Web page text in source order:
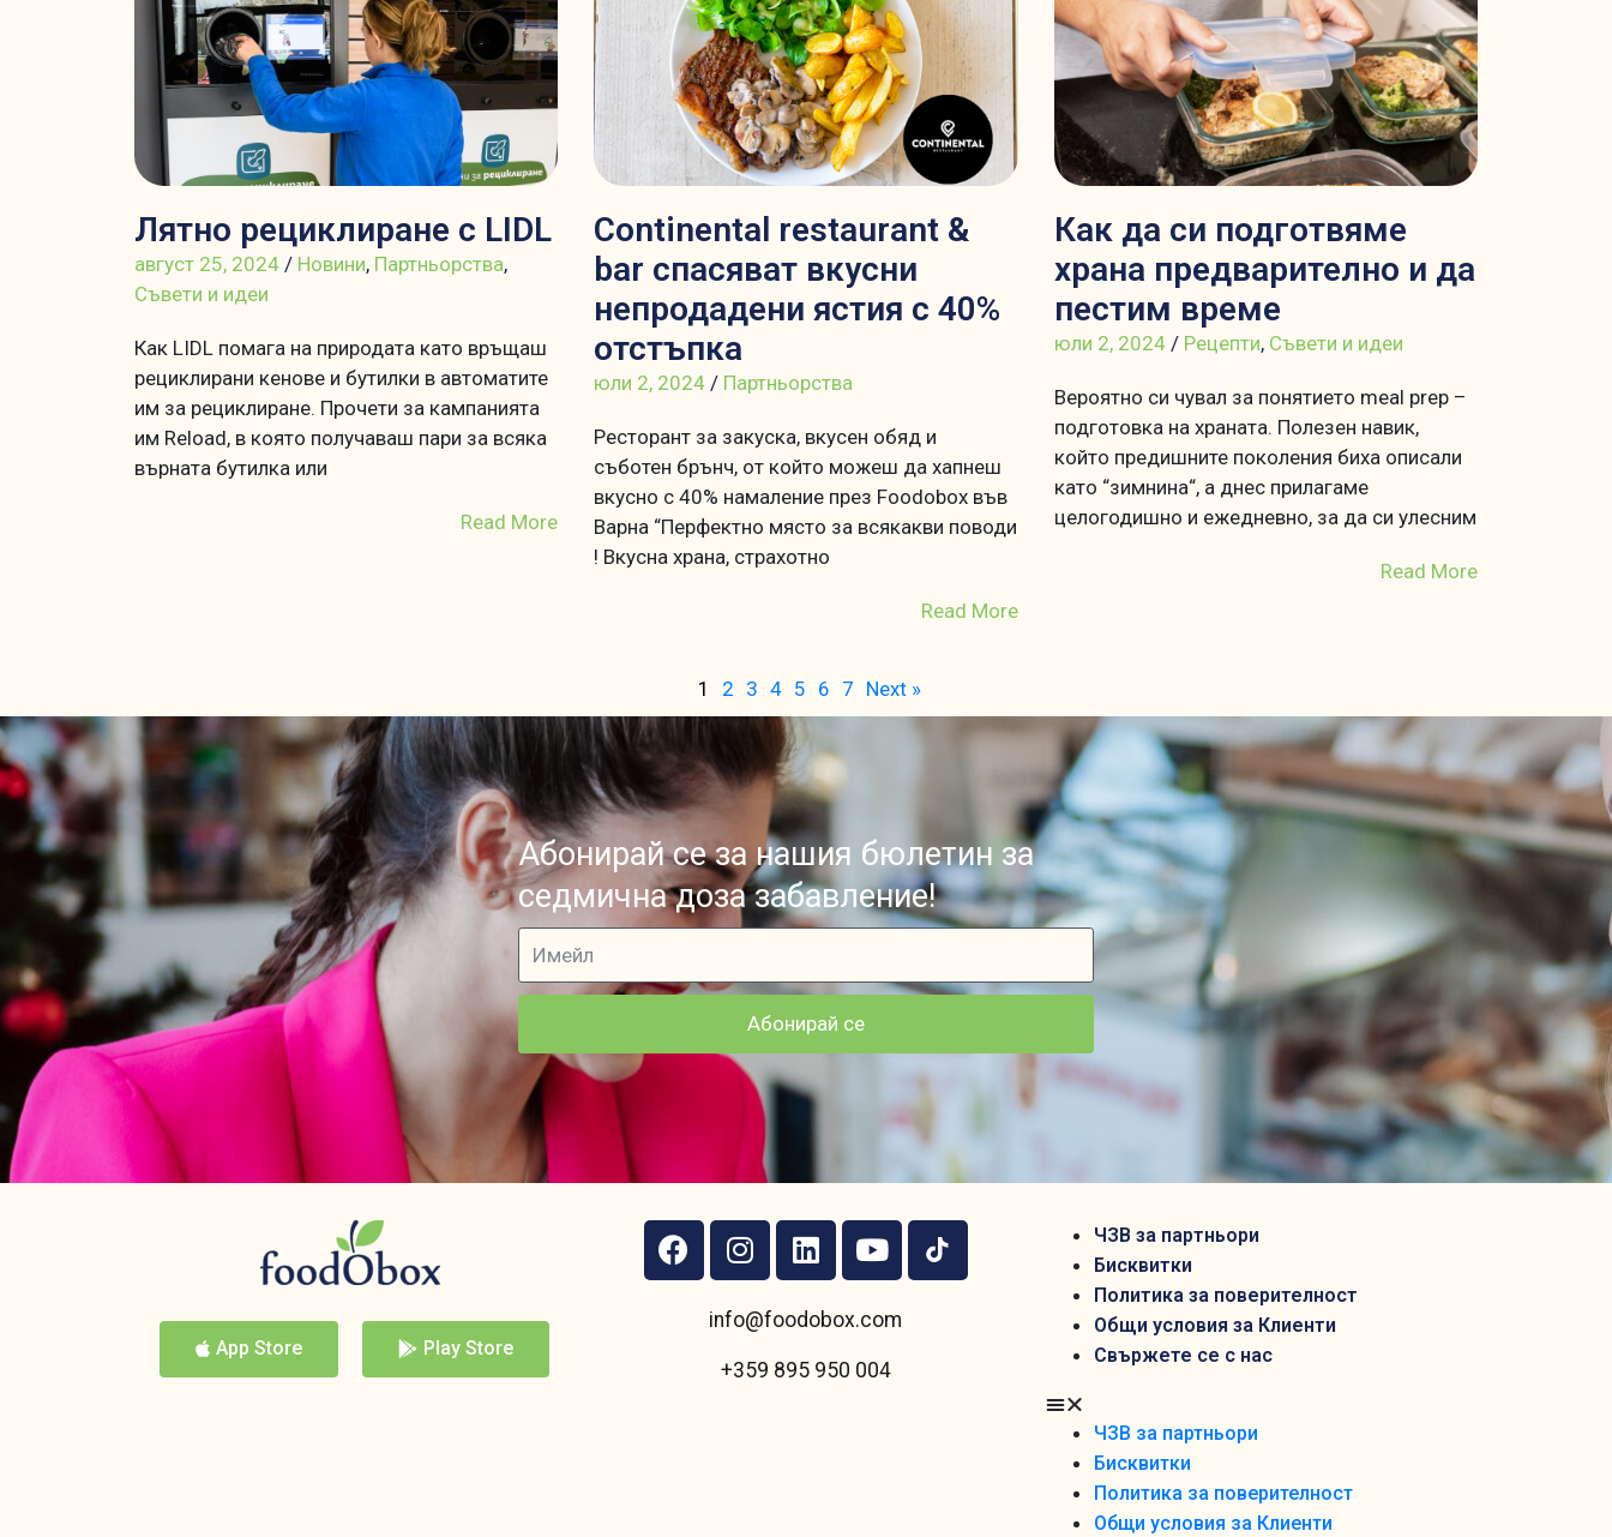
Лятно рециклиране с LIDL
август 25, 2024 / Новини, Партньорства,
Съвети и идеи
Как LIDL помага на природата като връщаш
рециклирани кенове и бутилки в автоматите
им за рециклиране. Прочети за кампанията
им Reload, в която получаваш пари за всяка
върната бутилка или
Read More
Continental restaurant &
bar спасяват вкусни
непродадени ястия с 40%
отстъпка
юли 2, 2024 / Партньорства
Ресторант за закуска, вкусен обяд и
съботен брънч, от който можеш да хапнеш
вкусно с 40% намаление през Foodobox във
Варна “Перфектно място за всякакви поводи
! Вкусна храна, страхотно
Read More
Как да си подготвяме
храна предварително и да
пестим време
юли 2, 2024 / Рецепти, Съвети и идеи
Вероятно си чувал за понятието meal prep –
подготовка на храната. Полезен навик,
който предишните поколения биха описали
като “зимнина“, а днес прилагаме
целогодишно и ежедневно, за да си улесним
Read More
1 2 3 4 5 6 7 Next »
Абонирай се за нашия бюлетин за
седмична доза забавление!
Абонирай се
App Store Play Store
info@foodobox.com
+359 895 950 004
ЧЗВ за партньори
Бисквитки
Политика за поверителност
Общи условия за Клиенти
Свържете се с нас
ЧЗВ за партньори
Бисквитки
Политика за поверителност
Общи условия за Клиенти